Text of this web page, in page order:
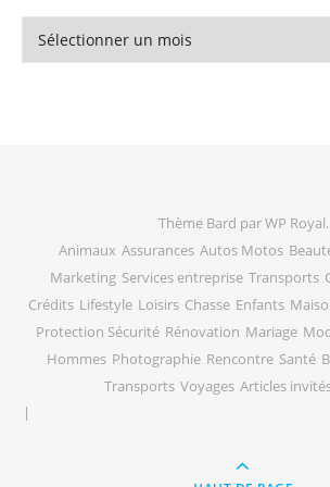
Thème Bard parWP Royal.
Animaux Assurances Autos Motos
Marketing Services entreprise Transports
Crédits Lifestyle Loisirs Chasse Enfants
Protection Sécurité Rénovation Mariage
Hommes Photographie Rencontre Santé
Transports Voyages Articles